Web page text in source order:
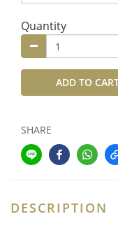
Quantity
ADD TO
SHARE
DESCRIPTION